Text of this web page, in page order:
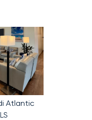
Atlantic